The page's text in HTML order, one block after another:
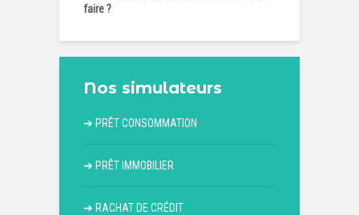
faire ?
Nos simulateurs
➔ PRÊT CONSOMMATION
➔ PRÊT IMMOBILIER
➔ RACHAT DE CRÉDIT